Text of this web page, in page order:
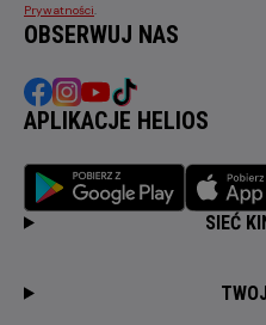
Prywatności.
OBSERWUJ NAS
APLIKACJE HELIOS
SIEĆ